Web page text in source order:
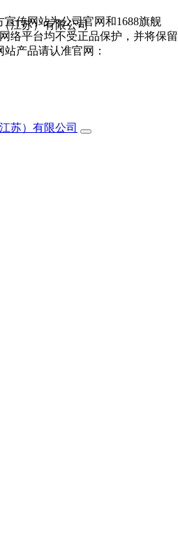
苏）有限公司
传网站为公司官网和1688旗舰
络平台均不受正品保护，并将保留
产品请认准官网：